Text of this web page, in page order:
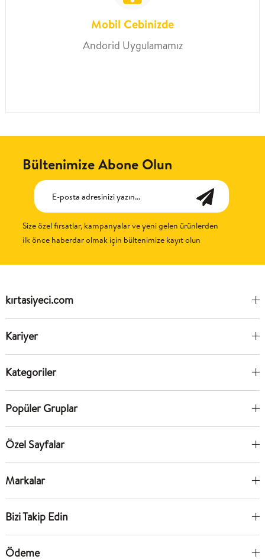
Mobil Cebinizde
Andorid Uygulamamız
Bültenimize Abone Olun
Size özel fırsatlar, kampanyalar ve yeni gelen ürünlerden
ilk önce haberdar olmak için bültenimize kayıt olun
kırtasiyeci.com
Kariyer
Kategoriler
Popüler Gruplar
Özel Sayfalar
Markalar
Bizi Takip Edin
Ödeme